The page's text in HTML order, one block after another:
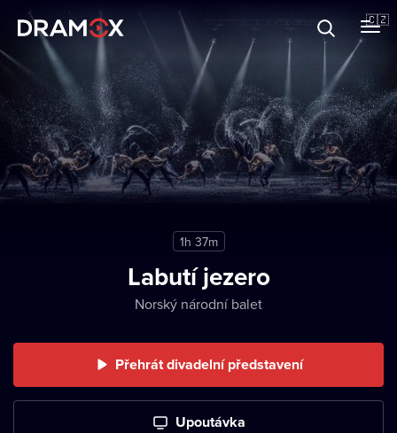
🇨🇿
Dárkové poukazy
Registrujte se
1h 37m
Labutí jezero
Norský národní balet
Přehrát divadelní představení
Upoutávka